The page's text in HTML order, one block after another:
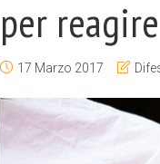
per
17 Marzo 2017